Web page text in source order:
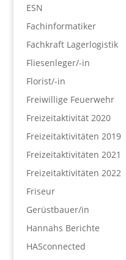
ESN
Fachinformatiker
Fachkraft Lagerlogistik
Fliesenleger/-in
Florist/-in
Freiwillige Feuerwehr
Freizeitaktivität 2020
Freizeitaktivitäten 2019
Freizeitaktivitäten 2021
Freizeitaktivitäten 2022
Friseur
Gerüstbauer/in
Hannahs Berichte
HASconnected